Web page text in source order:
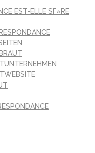
EST-ELLE SГ»RE